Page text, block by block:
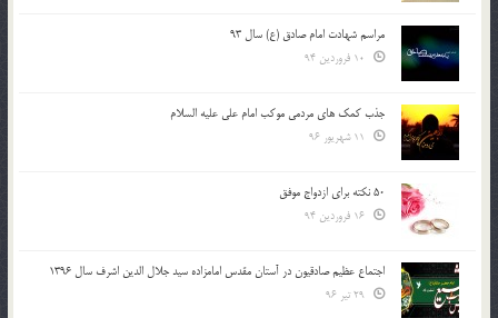
مراسم شهادت امام صادق (ع) سال 93
جذب کمک های مردمی موکب امام علی علیه السلام
50 نکته برای ازدواج موفق
اجتماع عظیم صادقیون در آستان مقدس امامزاده سید جلال الدین اشرف سال 1396